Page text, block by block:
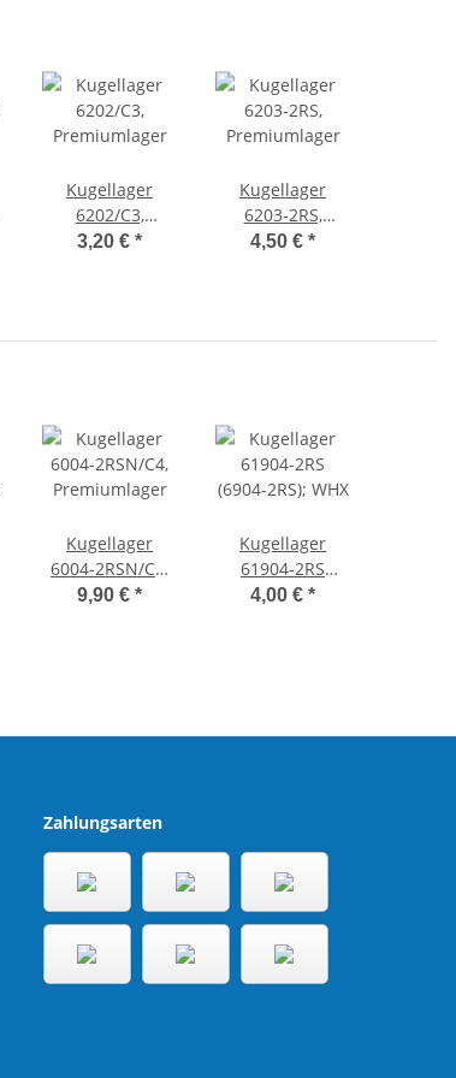
Kugellager
6202/C3,
Premiumlager
3,20 € *
Kugellager
6203-2RS,
Premiumlager
4,50 € *
Kugellager
6004-2RSN/C4,
Premiumlager
9,90 € *
Kugellager
61904-2RS
(6904-2RS); WHX
4,00 € *
Zahlungsarten